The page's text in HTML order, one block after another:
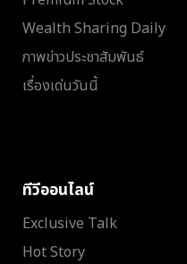
Wealth Sharing Daily
ภาพข่าวประชาสัมพันธ์
เรื่องเด่นวันนี้
ทีวีออนไลน์
Exclusive Talk
Hot Story